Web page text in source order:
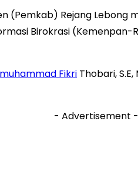
(Pemkab) Rejang Lebong
Birokrasi
muhammad Fikri Thobari,
- Advertisement -